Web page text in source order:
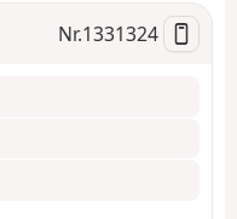
Nr.1331324